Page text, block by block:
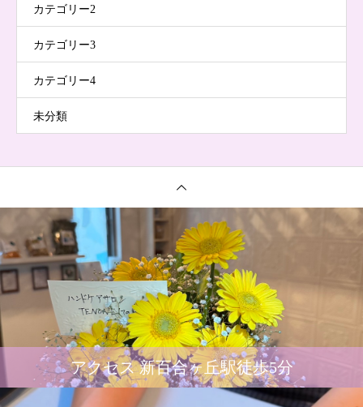
カテゴリー2
カテゴリー3
カテゴリー4
未分類
アクセス 新百合ヶ丘駅徒歩5分